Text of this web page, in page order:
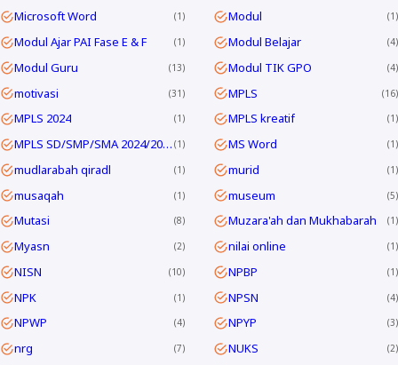
Microsoft Word 1 Modul 1
Modul Ajar PAI Fase E & F 1 Modul Belajar 4
Modul Guru 13 Modul TIK GPO 4
motivasi 31 MPLS 16
MPLS 2024 1 MPLS kreatif 1
MPLS SD/SMP/SMA 2024/2025 1 MS Word 1
mudlarabah qiradl 1 murid 1
musaqah 1 museum 5
Mutasi 8 Muzara'ah dan Mukhabarah 1
Myasn 2 nilai online 1
NISN 10 NPBP 1
NPK 1 NPSN 4
NPWP 4 NPYP 3
nrg 7 NUKS 2